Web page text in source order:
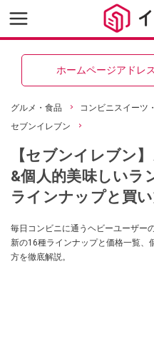
ホームページアドレ
グルメ・食品
コンビニスイーツ
セブンイレブン
【セブンイレブン
&個人的美味しいラ
ラインナップと買
毎日コンビニに通うヘビーユーザー
新の16種ラインナップと価格一覧、
方を徹底解説。